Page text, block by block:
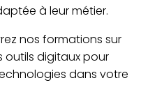
à leur métier.
nos formations sur
outils digitauxpour
dans votre